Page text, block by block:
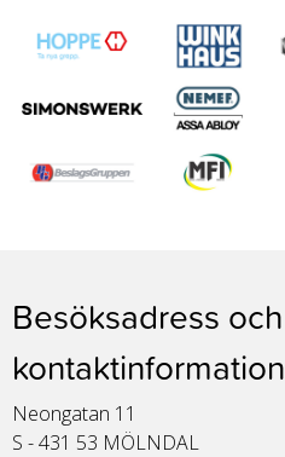
Besöksadress och
kontaktinformation
Neongatan 11
S - 431 53 MÖLNDAL